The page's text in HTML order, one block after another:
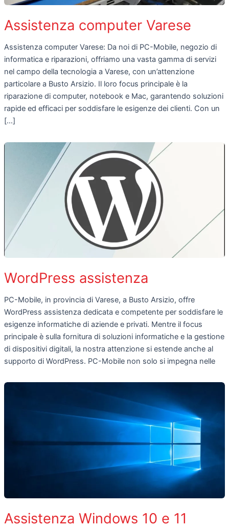
Assistenza computer Varese
Assistenza computer Varese: Da noi di PC-Mobile, negozio di
informatica e riparazioni, offriamo una vasta gamma di servizi
nel campo della tecnologia a Varese, con un’attenzione
particolare a Busto Arsizio. Il loro focus principale è la
riparazione di computer, notebook e Mac, garantendo soluzioni
rapide ed efficaci per soddisfare le esigenze dei clienti. Con un
[…]
WordPress assistenza
PC-Mobile, in provincia di Varese, a Busto Arsizio, offre
WordPress assistenza dedicata e competente per soddisfare le
esigenze informatiche di aziende e privati. Mentre il focus
principale è sulla fornitura di soluzioni informatiche e la gestione
di dispositivi digitali, la nostra attenzione si estende anche al
supporto di WordPress. PC-Mobile non solo si impegna nelle
Assistenza Windows 10 e 11